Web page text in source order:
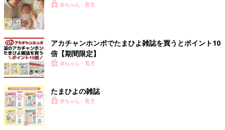
赤ちゃん・育児
アカチャンホンポでたまひよ雑誌を買うとポイント10
倍【期間限定】
赤ちゃん・育児
たまひよの雑誌
赤ちゃん・育児